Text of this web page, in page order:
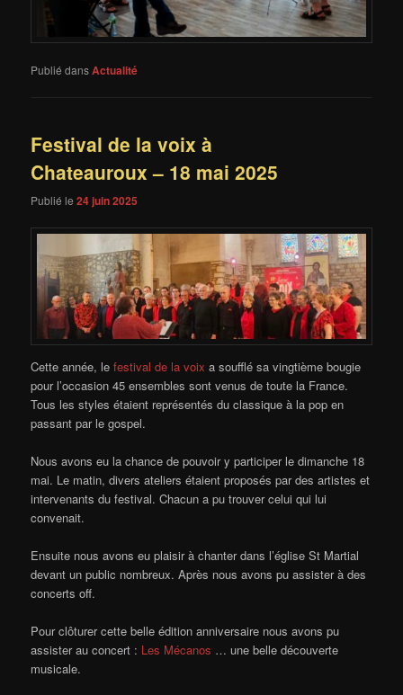
Publié dansActualité
Festival de la voix à
Chateauroux – 18 mai 2025
Publié le24 juin 2025
Cette année, lefestival de la voix a soufflé sa vingtième bougie
pour l’occasion 45 ensembles sont venus de toute la France.
Tous les styles étaient représentés du classique à la pop en
passant par le gospel.
Nous avons eu la chance de pouvoir y participer le dimanche 18
mai. Le matin, divers ateliers étaient proposés par des artistes et
intervenants du festival. Chacun a pu trouver celui qui lui
convenait.
Ensuite nous avons eu plaisir à chanter dans l’église St Martial
devant un public nombreux. Après nous avons pu assister à des
concerts off.
Pour clôturer cette belle édition anniversaire nous avons pu
assister au concert : Les Mécanos … une belle découverte
musicale.